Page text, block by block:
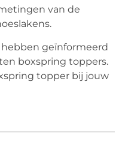
van de
geïnformeerd
boxspring toppers.
topper bij jouw